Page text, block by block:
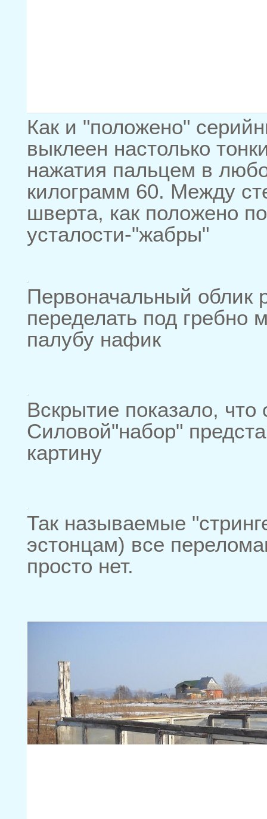
Как и "положено"
выклеен настолько
нажатия пальцем в
килограмм 60. Между
шверта, как положено
усталости-"жабры"
Первоначальный облик
переделать под гребно
палубу нафик
Вскрытие показало,
Силовой"набор"
картину
Так называемые
эстонцам) все
просто нет.